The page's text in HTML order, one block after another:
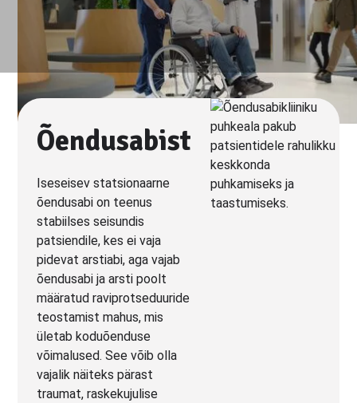
Õendusabist
Iseseisev statsionaarne
õendusabi on teenus
stabiilses seisundis
patsiendile, kes ei vaja
pidevat arstiabi, aga vajab
õendusabi ja arsti poolt
määratud raviprotseduuride
teostamist mahus, mis
ületab koduõenduse
võimalused. See võib olla
vajalik näiteks pärast
traumat, raskekujulise